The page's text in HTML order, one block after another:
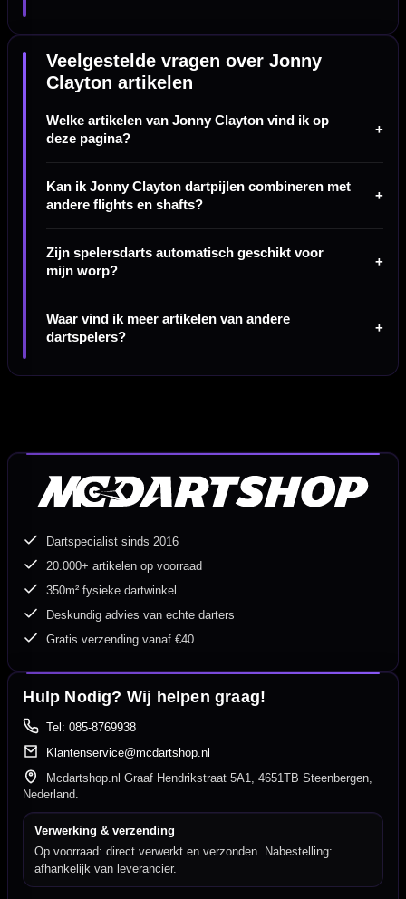
Veelgestelde vragen over Jonny
Clayton artikelen
Welke artikelen van Jonny Clayton vind ik op
deze pagina?
Kan ik Jonny Clayton dartpijlen combineren met
andere flights en shafts?
Zijn spelersdarts automatisch geschikt voor
mijn worp?
Waar vind ik meer artikelen van andere
dartspelers?
Dartspecialist sinds 2016
20.000+ artikelen op voorraad
350m² fysieke dartwinkel
Deskundig advies van echte darters
Gratis verzending vanaf €40
Hulp Nodig? Wij helpen graag!
Tel: 085-8769938
Klantenservice@mcdartshop.nl
Mcdartshop.nl Graaf Hendrikstraat 5A1, 4651TB Steenbergen,
Nederland.
Verwerking & verzending
Op voorraad: direct verwerkt en verzonden. Nabestelling:
afhankelijk van leverancier.